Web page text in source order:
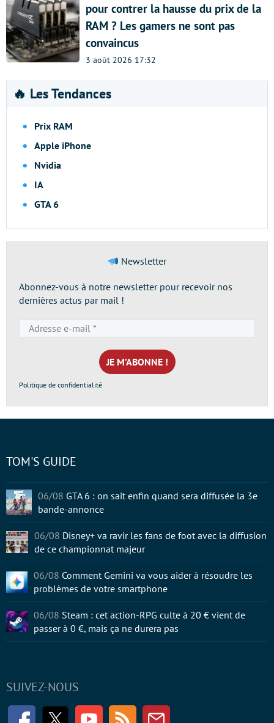
pour contrer la hausse du prix de la
RAM ? Les gamers ne sont pas
convaincus
3 août 2026 17:32
🔥 Les Tendances
Prix RAM
Apple iPhone
Nvidia
IA
GTA 6
Newsletter
Abonnez-vous à notre newsletter pour recevoir nos
dernières actus par mail !
e-
mail
*
Politique de confidentialité
SUIVEZ-NOUS
FacebookTwitter Youtube RSS Newsletter
TOM'S GUIDE
06/08 GTA 6 : on sait enfin quand sera diffusée la 3e
bande-annonce
06/08 Disney+ va ravir les fans de foot avec la diffusion
de ce championnat majeur
06/08 Comment Gemini va vous aider à résoudre les
problèmes de votre smartphone
06/08 Steam : cet action-RPG culte à 20 € vient de
passer à 0 €, mais ça ne durera pas